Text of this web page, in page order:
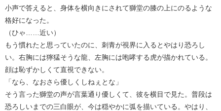
小声で答えると、身体を横向きにされて獅堂の膝の上にのるような
格好になった。
（ひゃ……近い）
もう慣れたと思っていたのに、刺青が視界に入るとやはり恐ろし
い。右胸には獰猛そうな龍、左胸には咆哮する虎が描かれている。
顔は恥ずかしくて直視できない。
「なら、なおさら優しくしねぇとな」
そう言った獅堂の声が言葉通り優しくて、彼を横目で見た。普段は
恐ろしいまでの三白眼が、今は穏やかに弧を描いている。やはり、